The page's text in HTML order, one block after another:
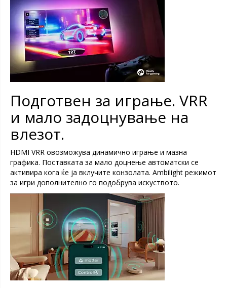
Подготвен за играње. VRR
и мало задоцнување на
влезот.
HDMI VRR овозможува динамично играње и мазна
графика. Поставката за мало доцнење автоматски се
активира кога ќе ја вклучите конзолата. Ambilight режимот
за игри дополнително го подобрува искуството.